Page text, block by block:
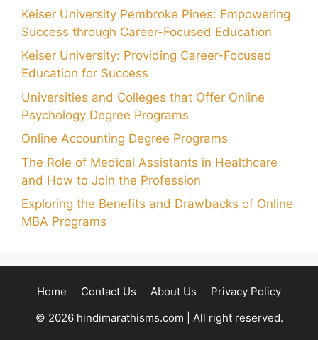
Keiser University Pembroke Pines: Empowering
Success through Career-Focused Education
Keiser University: Providing Career-Focused
Education for Success
Universities and Colleges that Offer Online
Psychology Degree Programs
Online Accounting Degree Programs
The Role of Medical Assistants in Healthcare
and How to Join the Profession
Exploring the Benefits and Drawbacks of Online
MBA Programs
Home Contact Us About Us
Privacy Policy
© 2026 hindimarathisms.com | All right reserved.